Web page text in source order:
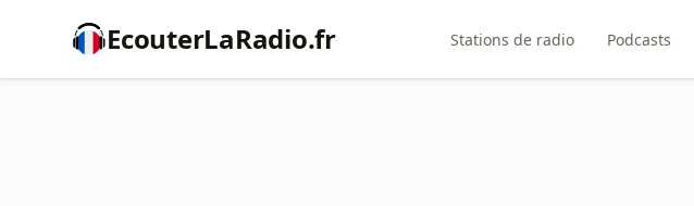
EcouterLaRadio.fr Stations de radio Podcasts